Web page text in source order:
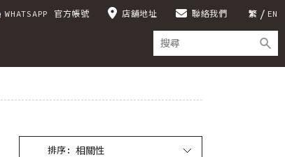
繁 EN
WHATSAPP 官方帳號 店舖地址 聯絡我們
排序: